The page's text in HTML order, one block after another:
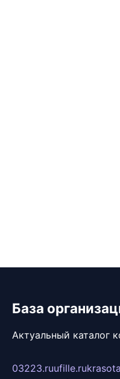
База
Актуальный каталог
03223.ruufille.ru